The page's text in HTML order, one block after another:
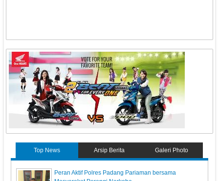
Top News Arsip Berita Galeri Photo
Peran Aktif Polres Padang Pariaman bersama